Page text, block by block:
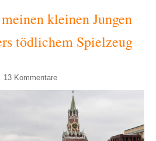
kleinen Jungen
tödlichem Spielzeug
13 Kommentare